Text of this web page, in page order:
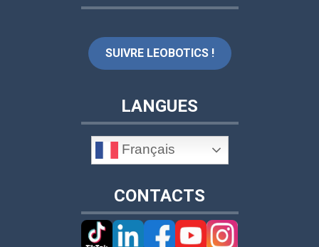
SUIVRE LEOBOTICS !
LANGUES
Français
CONTACTS